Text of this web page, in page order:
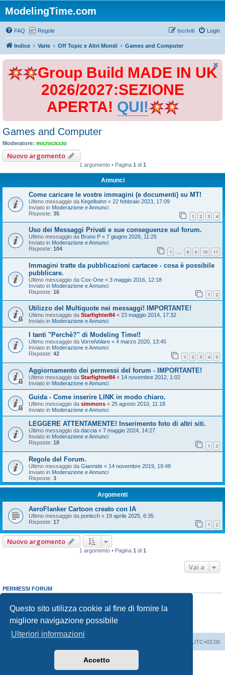
Questo sito utilizza cookie al fine di fornire la
migliore navigazione possibile
Ulteriori informazioni
Accetto
ModelingTime.com
FAQ Regole Login
Iscriviti
Indice Varie Off Topic e Altri Mondi Games and Computer
Group Build MADE IN UK
2026/2027:SEZIONE
APERTA! QUI!
Games and Computer
Moderatore: microciccio
Nuovo argomento
1 argomento • Pagina 1 di 1
Annunci
Come caricare le vostre immagini (e documenti) su MT!
Ultimo messaggio da Kegelbahn « 22 febbraio 2023, 17:09
Inviato in Moderazione e Annunci
Risposte: 35 1 2 3 4
Uso dei Messaggi Privati e sue conseguenze sul forum.
Ultimo messaggio da Bruno P « 7 giugno 2026, 11:25
Inviato in Moderazione e Annunci
Risposte: 104 1 … 8 9 10 11
Immagini tratte da pubblicazioni cartacee - cosa è possibile
pubblicare.
Ultimo messaggio da Cox-One « 3 maggio 2016, 12:18
Inviato in Moderazione e Annunci
Risposte: 16 1 2
Utilizzo del Multiquote nei messaggi! IMPORTANTE!
Ultimo messaggio da Starfighter84 « 23 maggio 2014, 17:32
Inviato in Moderazione e Annunci
I tanti "Perchè?" di Modeling Time!!
Ultimo messaggio da VorreiVolare « 4 marzo 2020, 13:45
Inviato in Moderazione e Annunci
Risposte: 42 1 2 3 4 5
Aggiornamento dei permessi del forum - IMPORTANTE!
Ultimo messaggio da Starfighter84 « 14 novembre 2012, 1:02
Inviato in Moderazione e Annunci
Guida - Come inserire LINK in modo chiaro.
Ultimo messaggio da simmons « 25 agosto 2010, 11:18
Inviato in Moderazione e Annunci
LEGGERE ATTENTAMENTE! Inserimento foto di altri siti.
Ultimo messaggio da daccia « 7 maggio 2024, 14:27
Inviato in Moderazione e Annunci
Risposte: 18 1 2
Regole del Forum.
Ultimo messaggio da Giannide « 14 novembre 2019, 19:48
Inviato in Moderazione e Annunci
Risposte: 3
Argomenti
AeroFlanker Cartoon creato con IA
Ultimo messaggio da ponisch « 19 aprile 2025, 6:35
Risposte: 17 1 2
Nuovo argomento
1 argomento • Pagina 1 di 1
Vai a
PERMESSI FORUM
Non puoi
rispondere negli argomenti
Non puoimodificare i tuoi messaggi
Non puoicancellare i tuoi messaggi
Non puoi
inviare allegati
UTC+02:00
phpBB® Forum Software © phpBB Limited
phpBB-Italia.it